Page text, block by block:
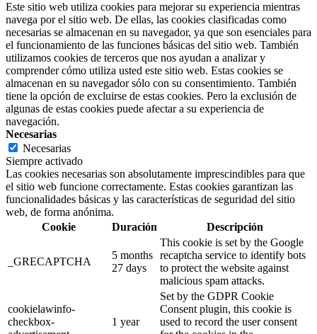
Este sitio web utiliza cookies para mejorar su experiencia mientras
navega por el sitio web. De ellas, las cookies clasificadas como
necesarias se almacenan en su navegador, ya que son esenciales para
el funcionamiento de las funciones básicas del sitio web. También
utilizamos cookies de terceros que nos ayudan a analizar y
comprender cómo utiliza usted este sitio web. Estas cookies se
almacenan en su navegador sólo con su consentimiento. También
tiene la opción de excluirse de estas cookies. Pero la exclusión de
algunas de estas cookies puede afectar a su experiencia de
navegación.
Necesarias
Necesarias
Siempre activado
Las cookies necesarias son absolutamente imprescindibles para que
el sitio web funcione correctamente. Estas cookies garantizan las
funcionalidades básicas y las características de seguridad del sitio
web, de forma anónima.
Cookie
Duración Descripción
_GRECAPTCHA
5 months
27 days
This cookie is set by the Google
recaptcha service to identify bots
to protect the website against
malicious spam attacks.
cookielawinfo-
checkbox-
1 year
Set by the GDPR Cookie
Consent plugin, this cookie is
used to record the user consent